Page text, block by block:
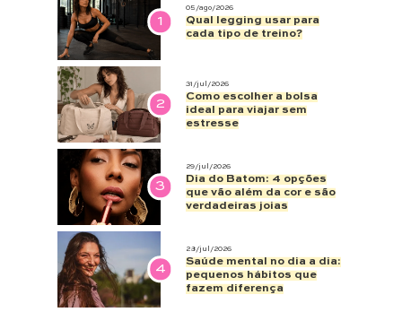
1
05/ago/2026
Qual legging usar para
cada tipo de treino?
2
31/jul/2026
Como escolher a bolsa
ideal para viajar sem
estresse
3
29/jul/2026
Dia do Batom: 4 opções
que vão além da cor e são
verdadeiras joias
4
28/jul/2026
Saúde mental no dia a dia:
pequenos hábitos que
fazem diferença